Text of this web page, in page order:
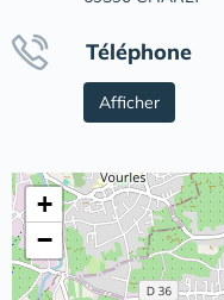
Téléphone
Afficher
+
−